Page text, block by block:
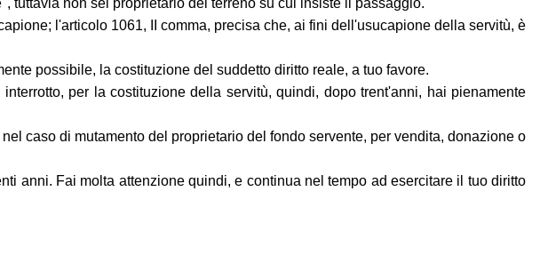
tuttavia non sei proprietario del terreno su cui insiste il passaggio.
l'articolo 1061, II comma, precisa che, ai fini dell'usucapione della servitù, è
possibile, la costituzione del suddetto diritto reale, a tuo favore.
per la costituzione della servitù, quindi, dopo trent'anni, hai pienamente
caso di mutamento del proprietario del fondo servente, per vendita, donazione o
anni. Fai molta attenzione quindi, e continua nel tempo ad esercitare il tuo diritto